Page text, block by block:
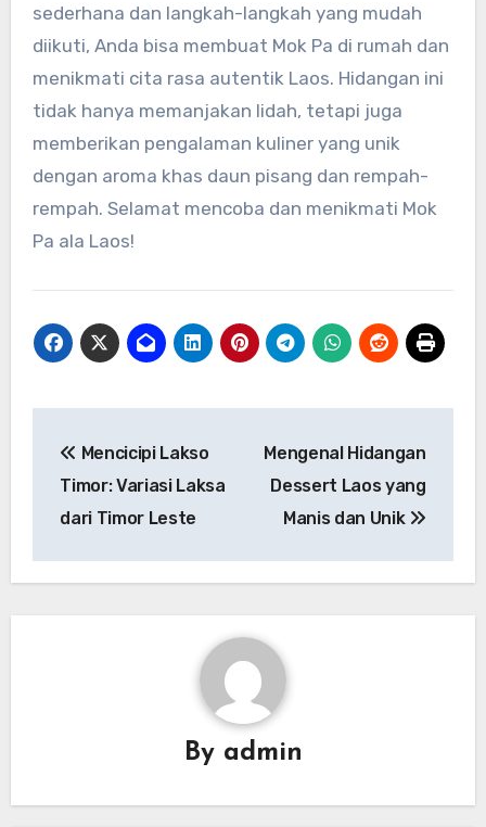
sederhana dan langkah-langkah yang mudah
diikuti, Anda bisa membuat Mok Pa di rumah dan
menikmati cita rasa autentik Laos. Hidangan ini
tidak hanya memanjakan lidah, tetapi juga
memberikan pengalaman kuliner yang unik
dengan aroma khas daun pisang dan rempah-
rempah. Selamat mencoba dan menikmati Mok
Pa ala Laos!
pos
Mencicipi Lakso
Timor: Variasi Laksa
dari Timor Leste
Mengenal Hidangan
Dessert Laos yang
Manis dan Unik
By admin